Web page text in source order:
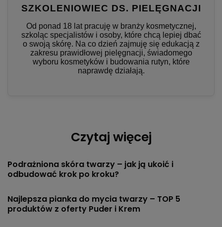
SZKOLENIOWIEC DS. PIELĘGNACJI
Od ponad 18 lat pracuję w branży kosmetycznej,
szkoląc specjalistów i osoby, które chcą lepiej dbać
o swoją skórę. Na co dzień zajmuję się edukacją z
zakresu prawidłowej pielęgnacji, świadomego
wyboru kosmetyków i budowania rutyn, które
naprawdę działają.
Czytaj więcej
Podrażniona skóra twarzy – jak ją ukoić i
odbudować krok po kroku?
Najlepsza pianka do mycia twarzy – TOP 5
produktów z oferty Puder i Krem